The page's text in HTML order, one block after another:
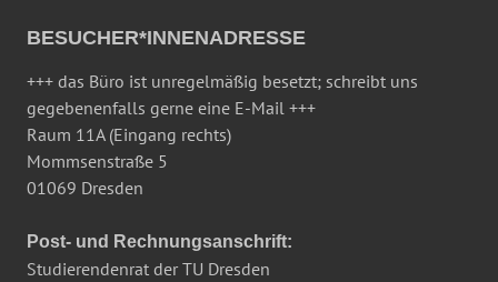
BESUCHER*INNENADRESSE
+++ das Büro ist unregelmäßig besetzt; schreibt uns
gegebenenfalls gerne eine E-Mail +++
Raum 11A (Eingang rechts)
Mommsenstraße 5
01069 Dresden
Post- und Rechnungsanschrift:
Studierendenrat der TU Dresden